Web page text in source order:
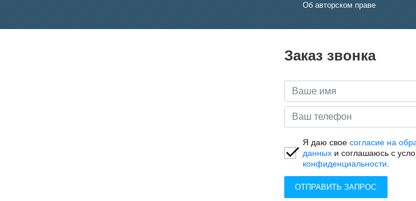
Об авторском праве
Заказ звонка
Я даю своесогласие на
данных и соглашаюсь с
конфиденциальности
ОТПРАВИТЬ ЗАПРОС